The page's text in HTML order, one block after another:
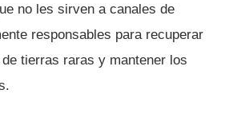
no les sirven a canales de
responsables para recuperar
tierras raras y mantener los